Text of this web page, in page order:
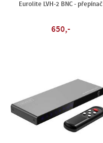
Eurolite LVH-2 BNC - přepínač
650,-